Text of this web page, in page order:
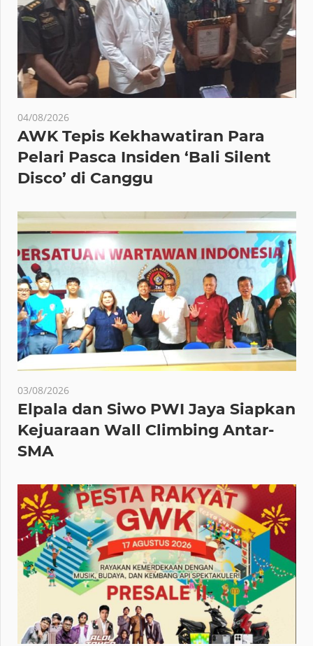
04/08/2026
AWK Tepis Kekhawatiran Para
Pelari Pasca Insiden ‘Bali Silent
Disco’ di Canggu
03/08/2026
Elpala dan Siwo PWI Jaya Siapkan
Kejuaraan Wall Climbing Antar-
SMA